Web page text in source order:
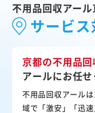
不用品回収アール
サービ
京都の不用品回
アールにお任せ
不用品回収アール
域で「激安」「迅